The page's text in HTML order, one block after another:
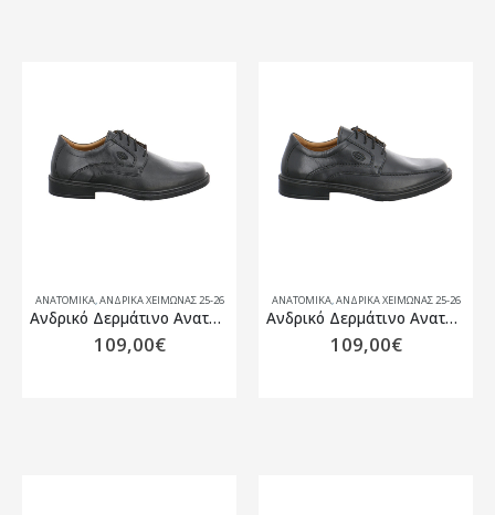
ΑΝΑΤΟΜΙΚΆ,ΑΝΔΡΙΚΆ ΧΕΙΜΏΝΑΣ 25-26
Ανδρικό Δερμάτινο Ανατομικό υπόδημα Jomos 204202
109,00€
ΑΝΑΤΟΜΙΚΆ,ΑΝΔΡΙΚΆ ΧΕΙΜΏΝΑΣ 25-26
Ανδρικό Δερμάτινο Ανατομικό υπόδημα Jomos 204204
109,00€